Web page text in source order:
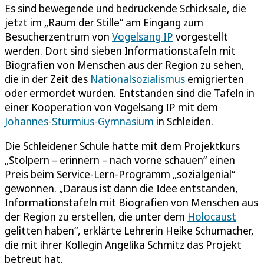
Es sind bewegende und bedrückende Schicksale, die
jetzt im „Raum der Stille“ am Eingang zum
Besucherzentrum von Vogelsang IP vorgestellt
werden. Dort sind sieben Informationstafeln mit
Biografien von Menschen aus der Region zu sehen,
die in der Zeit des Nationalsozialismus emigrierten
oder ermordet wurden. Entstanden sind die Tafeln in
einer Kooperation von Vogelsang IP mit dem
Johannes-Sturmius-Gymnasium in Schleiden.
Die Schleidener Schule hatte mit dem Projektkurs
„Stolpern – erinnern – nach vorne schauen“ einen
Preis beim Service-Lern-Programm „sozialgenial“
gewonnen. „Daraus ist dann die Idee entstanden,
Informationstafeln mit Biografien von Menschen aus
der Region zu erstellen, die unter dem Holocaust
gelitten haben“, erklärte Lehrerin Heike Schumacher,
die mit ihrer Kollegin Angelika Schmitz das Projekt
betreut hat.